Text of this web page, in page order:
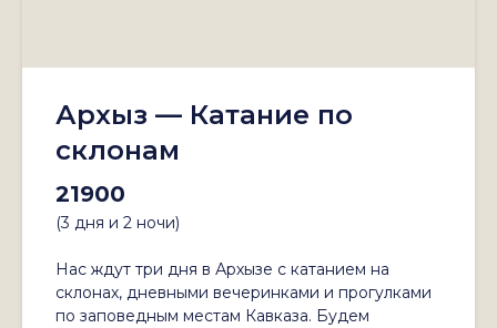
Архыз — Катание по
склонам
21900
(3 дня и 2 ночи)
Нас ждут три дня в Архызе с катанием на
склонах, дневными вечеринками и прогулками
по заповедным местам Кавказа. Будем